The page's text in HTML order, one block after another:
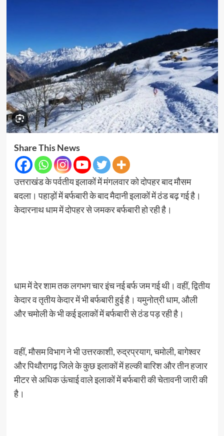
Share This News
उत्तराखंड के पर्वतीय इलाकों में मंगलवार को दोपहर बाद मौसम
बदला। पहाड़ों में बर्फबारी के बाद मैदानी इलाकों में ठंड बढ़ गई है।
केदारनाथ धाम में दोपहर से जमकर बर्फबारी हो रही है।
धाम में देर शाम तक लगभग चार इंच नई बर्फ जम गई थी। वहीं, द्वितीय
केदार व तृतीय केदार में भी बर्फबारी हुई है। यमुनोत्री धाम, औली
और चमोली के भी कई इलाकों में बर्फबारी से ठंड पड़ रही है।
वहीं, मौसम विभाग ने भी उत्तरकाशी, रुद्रप्रयाग, चमोली, बागेश्वर
और पिथौरागढ़ जिले के कुछ इलाकों में हल्की बारिश और तीन हजार
मीटर से अधिक ऊंचाई वाले इलाकों में बर्फबारी की चेतावनी जारी की
है।